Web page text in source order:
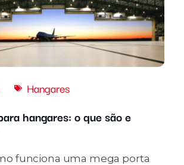
Hangares
hangares: o que são e
funciona uma mega porta